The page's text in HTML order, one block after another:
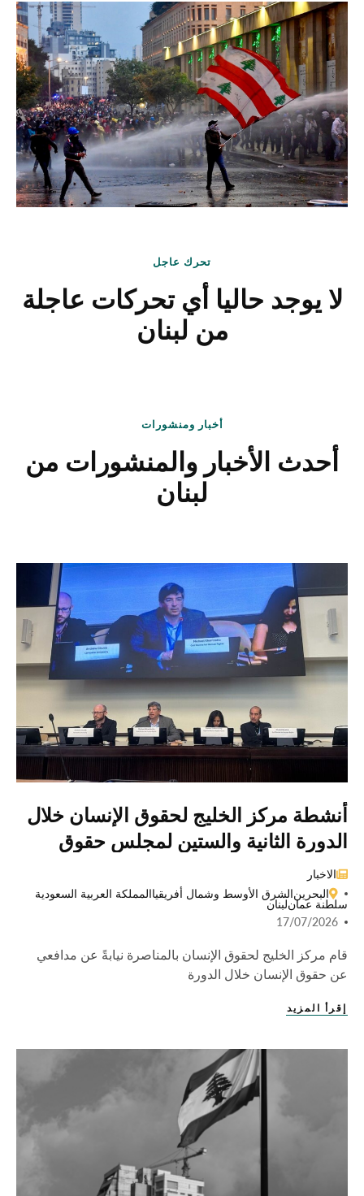
تحرك عاجل
لا يوجد حاليا أي تحركات عاجلة
من لبنان
أخبار ومنشورات
أحدث الأخبار والمنشورات من
لبنان
أنشطة مركز الخليج لحقوق الإنسان خلال
الدورة الثانية والستين لمجلس حقوق
الإنسان التابع للأمم المتحدة
الاخبار
البحرينالشرق الأوسط وشمال أفريقياالمملكة العربية السعودية
سلطنة عمانلبنان
17/07/2026
قام مركز الخليج لحقوق الإنسان بالمناصرة نيابةً عن مدافعي
عن حقوق الإنسان خلال الدورة
إقرأ المزيد